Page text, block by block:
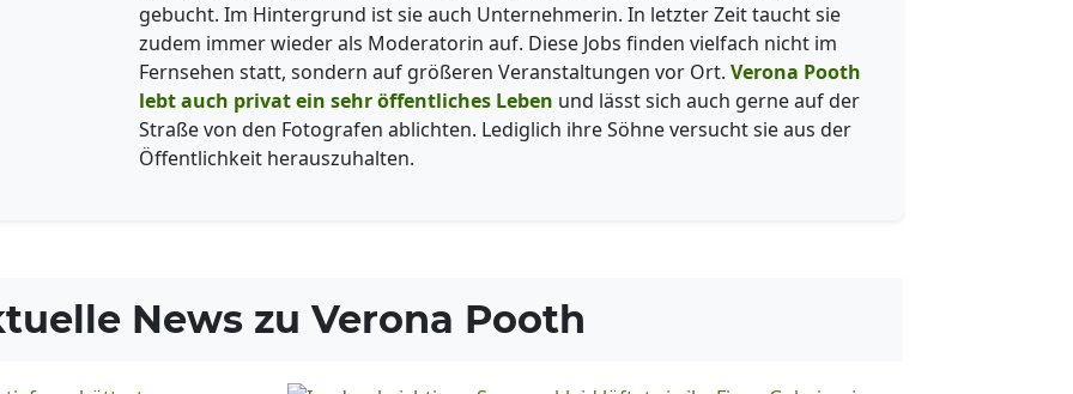
gebucht. Im Hintergrund ist sie auch Unternehmerin. In letzter Zeit taucht sie
zudem immer wieder als Moderatorin auf. Diese Jobs finden vielfach nicht im
Fernsehen statt, sondern auf größeren Veranstaltungen vor Ort. Verona Pooth
lebt auch privat ein sehr öffentliches Leben und lässt sich auch gerne auf der
Straße von den Fotografen ablichten. Lediglich ihre Söhne versucht sie aus der
Öffentlichkeit herauszuhalten.
News zu Verona Pooth